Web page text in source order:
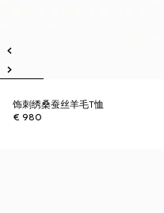
饰刺绣桑蚕丝羊毛T恤
€ 980